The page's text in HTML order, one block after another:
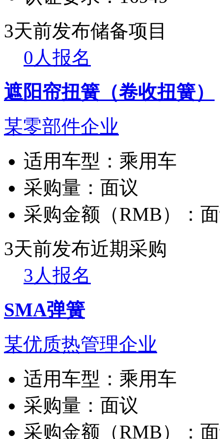
3天前发布储备项目
0人报名
遮阳帘扭簧（卷收扭簧）
某零部件企业
适用车型： 乘用车
采购量： 面议
采购金额（RMB）：
3天前发布近期采购
3人报名
SMA弹簧
某优质热管理企业
适用车型： 乘用车
采购量： 面议
采购金额（RMB）：